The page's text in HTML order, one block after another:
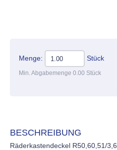
Menge: Stück
Min. Abgabemenge 0.00 Stück
BESCHREIBUNG
Räderkastendeckel R50,60,51/